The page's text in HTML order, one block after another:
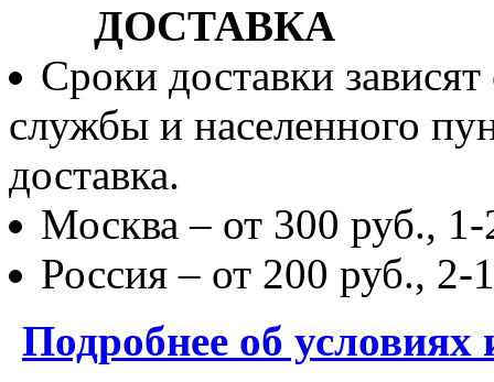
ДОСТАВКА
Сроки доставки
службы и населенного
доставка.
Москва – от 300 руб.,
Россия – от 200 руб., 2-
Подробнее об условиях